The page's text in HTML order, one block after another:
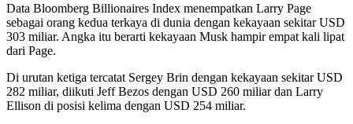
Data Bloomberg Billionaires Index menempatkan Larry Page
sebagai orang kedua terkaya di dunia dengan kekayaan sekitar USD
303 miliar. Angka itu berarti kekayaan Musk hampir empat kali lipat
dari Page.
Di urutan ketiga tercatat Sergey Brin dengan kekayaan sekitar USD
282 miliar, diikuti Jeff Bezos dengan USD 260 miliar dan Larry
Ellison di posisi kelima dengan USD 254 miliar.